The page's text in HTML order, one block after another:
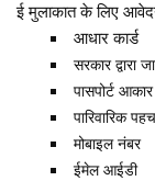
ई मुलाकात के लिए
आधार कार्ड
सरकार द्वारा
पासपोर्ट
पारिवारिक
मोबाइल नंबर
ईमेल आईडी